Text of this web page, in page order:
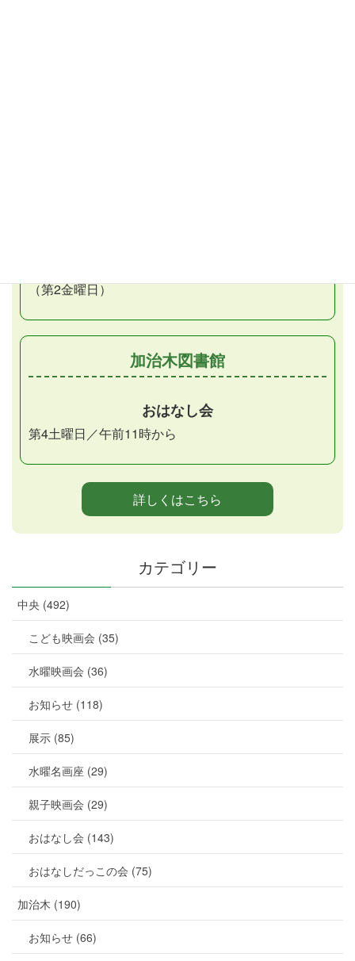
（第2金曜日）
加治木図書館
おはなし会
第4土曜日／午前11時から
詳しくはこちら
カテゴリー
中央 (492)
こども映画会 (35)
水曜映画会 (36)
お知らせ (118)
展示 (85)
水曜名画座 (29)
親子映画会 (29)
おはなし会 (143)
おはなしだっこの会 (75)
加治木 (190)
お知らせ (66)